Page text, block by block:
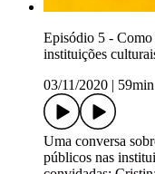
Episódio 5 - Como
instituições
03/11/2020
59min
Uma conversa
públicos nas